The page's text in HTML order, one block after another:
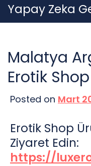
Skip
to
Yapay Zeka
Malatya
Erotik
Posted on Mart
Erotik Shop
Ziyaret Edin:
https://